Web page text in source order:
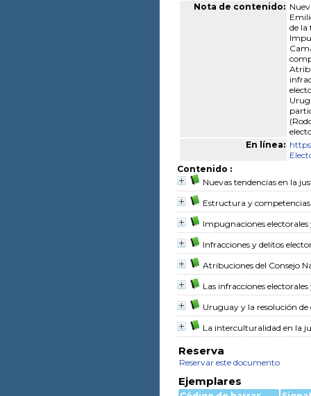
Nota de contenido:
de la
En línea:
Contenido :
Nuevas tendencias en la
Estructura y
Impugnaciones
Infracciones y delitos
Atribuciones del Consejo
Las infracciones
Uruguay y la resolución
La interculturalidad en la
Reserva
Reservar este documento
Ejemplares